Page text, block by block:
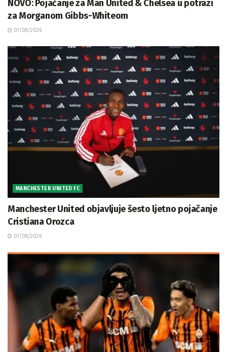
NOVO: Pojačanje za Man United & Chelsea u potrazi
za Morganom Gibbs-Whiteom
07/08/2026
MANCHESTER UNITED FC
Manchester United objavljuje šesto ljetno pojačanje
Cristiana Orozca
07/08/2026